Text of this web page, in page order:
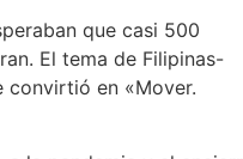
que casi 500
El tema de Filipinas-
convirtió en «Mover.